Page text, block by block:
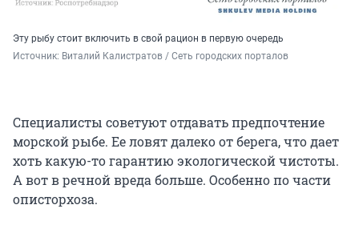
Эту рыбу стоит включить в свой рацион в первую очередь
Источник: Виталий Калистратов / Сеть городских порталов
Специалисты советуют отдавать предпочтение
морской рыбе. Ее ловят далеко от берега, что дает
хоть какую-то гарантию экологической чистоты.
А вот в речной вреда больше. Особенно по части
описторхоза.